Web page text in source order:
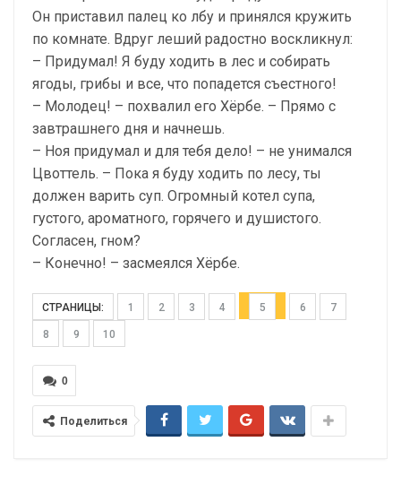
Он приставил палец ко лбу и принялся кружить
по комнате. Вдруг леший радостно воскликнул:
– Придумал! Я буду ходить в лес и собирать
ягоды, грибы и все, что попадется съестного!
– Молодец! – похвалил его Хёрбе. – Прямо с
завтрашнего дня и начнешь.
– Ноя придумал и для тебя дело! – не унимался
Цвоттель. – Пока я буду ходить по лесу, ты
должен варить суп. Огромный котел супа,
густого, ароматного, горячего и душистого.
Согласен, гном?
– Конечно! – засмеялся Хёрбе.
СТРАНИЦЫ: 1 2 3 4 5 6 7
8 9 10
0
Поделиться